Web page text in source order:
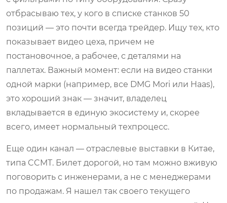
отбрасываю тех, у кого в списке станков 50
позиций — это почти всегда трейдер. Ищу тех, кто
показывает видео цеха, причем не
постановочное, а рабочее, с деталями на
паллетах. Важный момент: если на видео станки
одной марки (например, все DMG Mori или Haas),
это хороший знак — значит, владелец
вкладывается в единую экосистему и, скорее
всего, имеет нормальный техпроцесс.
Еще один канал — отраслевые выставки в Китае,
типа CCMT. Билет дорогой, но там можно вживую
поговорить с инженерами, а не с менеджерами
по продажам. Я нашел так своего текущего